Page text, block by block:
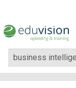
CATEGORIE